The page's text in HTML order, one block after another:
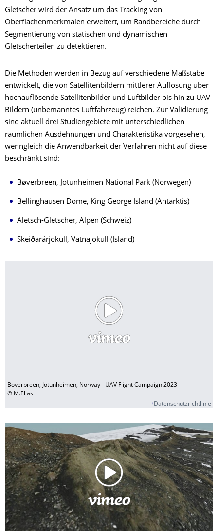
Gletscher wird der Ansatz um das Tracking von
Oberflächenmerkmalen erweitert, um Randbereiche durch
Segmentierung von statischen und dynamischen
Gletscherteilen zu detektieren.
Die Methoden werden in Bezug auf verschiedene Maßstäbe
entwickelt, die von Satellitenbildern mittlerer Auflösung über
hochauflösende Satellitenbilder und Luftbilder bis hin zu UAV-
Bildern (unbemanntes Luftfahrzeug) reichen. Zur Validierung
sind aktuell drei Studiengebiete mit unterschiedlichen
räumlichen Ausdehnungen und Charakteristika vorgesehen,
wenngleich die Anwendbarkeit der Verfahren nicht auf diese
beschränkt sind:
Bøverbreen, Jotunheimen National Park (Norwegen)
Bellinghausen Dome, King George Island (Antarktis)
Aletsch-Gletscher, Alpen (Schweiz)
Skeiðarárjökull, Vatnajökull (Island)
Boverbreen, Jotunheimen, Norway - UAV Flight Campaign 2023
© M.Elias
Datenschutzrichtlinie